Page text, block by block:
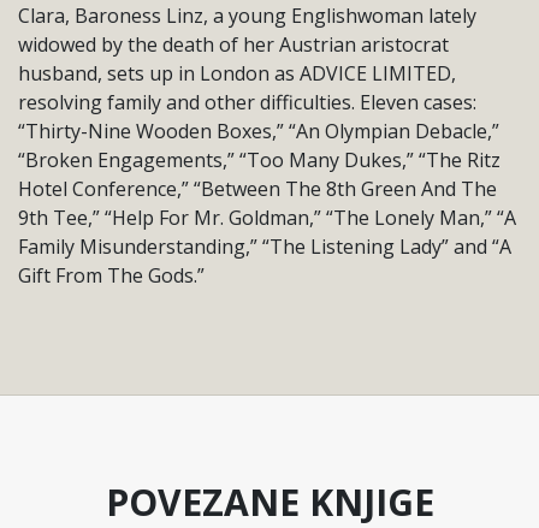
Clara, Baroness Linz, a young Englishwoman lately
widowed by the death of her Austrian aristocrat
husband, sets up in London as ADVICE LIMITED,
resolving family and other difficulties. Eleven cases:
“Thirty-Nine Wooden Boxes,” “An Olympian Debacle,”
“Broken Engagements,” “Too Many Dukes,” “The Ritz
Hotel Conference,” “Between The 8th Green And The
9th Tee,” “Help For Mr. Goldman,” “The Lonely Man,” “A
Family Misunderstanding,” “The Listening Lady” and “A
Gift From The Gods.”
POVEZANE KNJIGE